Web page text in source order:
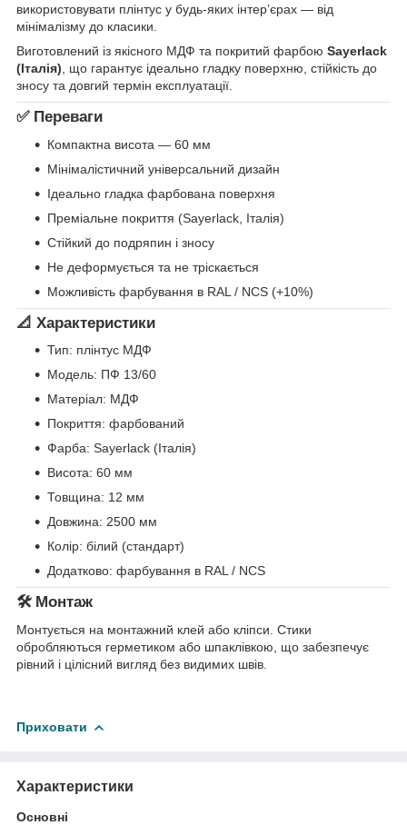
використовувати плінтус у будь-яких інтер’єрах — від
мінімалізму до класики.
Виготовлений із якісного МДФ та покритий фарбою Sayerlack
(Італія) , що гарантує ідеально гладку поверхню, стійкість до
зносу та довгий термін експлуатації.
✅ Переваги
Компактна висота — 60 мм
Мінімалістичний універсальний дизайн
Ідеально гладка фарбована поверхня
Преміальне покриття (Sayerlack, Італія)
Стійкий до подряпин і зносу
Не деформується та не тріскається
Можливість фарбування в RAL / NCS (+10%)
📐 Характеристики
Тип: плінтус МДФ
Модель: ПФ 13/60
Матеріал: МДФ
Покриття: фарбований
Фарба: Sayerlack (Італія)
Висота: 60 мм
Товщина: 12 мм
Довжина: 2500 мм
Колір: білий (стандарт)
Додатково: фарбування в RAL / NCS
🛠️ Монтаж
Монтується на монтажний клей або кліпси. Стики
обробляються герметиком або шпаклівкою, що забезпечує
рівний і цілісний вигляд без видимих швів.
Приховати
Характеристики
Основні